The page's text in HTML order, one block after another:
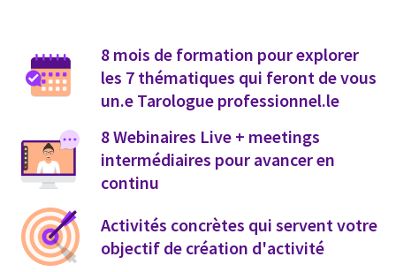
8 mois de formation pour explorer
les 7 thématiques qui feront de vous
un.e Tarologue professionnel.le
8 Webinaires Live + meetings
intermédiaires pour avancer en
continu
Activités concrètes qui servent votre
objectif de création d'activité